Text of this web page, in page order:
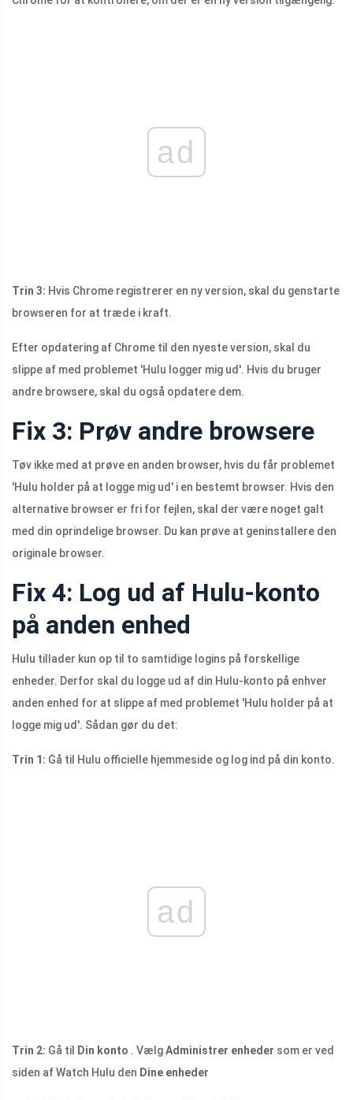
ad
Trin 3: Hvis Chrome registrerer en ny version, skal du genstarte
browseren for at træde i kraft.
Efter opdatering af Chrome til den nyeste version, skal du
slippe af med problemet 'Hulu logger mig ud'. Hvis du bruger
andre browsere, skal du også opdatere dem.
Fix 3: Prøv andre browsere
Tøv ikke med at prøve en anden browser, hvis du får problemet
'Hulu holder på at logge mig ud' i en bestemt browser. Hvis den
alternative browser er fri for fejlen, skal der være noget galt
med din oprindelige browser. Du kan prøve at geninstallere den
originale browser.
Fix 4: Log ud af Hulu-konto
på anden enhed
Hulu tillader kun op til to samtidige logins på forskellige
enheder. Derfor skal du logge ud af din Hulu-konto på enhver
anden enhed for at slippe af med problemet 'Hulu holder på at
logge mig ud'. Sådan gør du det:
Trin 1: Gå til Hulu officielle hjemmeside og log ind på din konto.
ad
Trin 2: Gå til Din konto . VælgAdministrer enheder som er ved
siden af ​​Watch Hulu den Dine enheder